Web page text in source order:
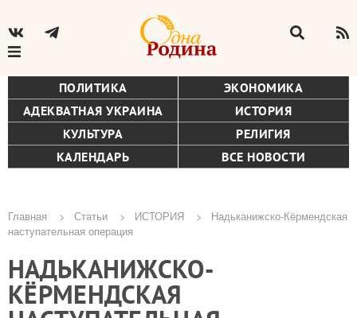
ПОЛИТИКА
ЭКОНОМИКА
АДЕКВАТНАЯ УКРАИНА
ИСТОРИЯ
КУЛЬТУРА
РЕЛИГИЯ
КАЛЕНДАРЬ
ВСЕ НОВОСТИ
Строка
навигации
Главная Статьи ИСТОРИЯ
Надьканижско-Кёрмендская
наступательная операция
НАДЬКАНИЖСКО-
КЁРМЕНДСКАЯ